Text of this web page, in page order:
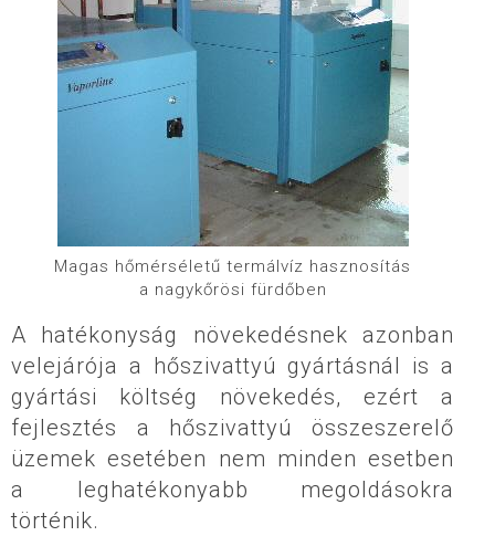
Magas hőmérséletű termálvíz hasznosítás
a nagykőrösi fürdőben
A hatékonyság növekedésnek azonban
velejárója a hőszivattyú gyártásnál is a
gyártási költség növekedés, ezért a
fejlesztés a hőszivattyú összeszerelő
üzemek esetében nem minden esetben
a leghatékonyabb megoldásokra
történik.